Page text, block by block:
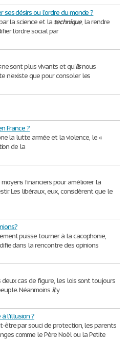
désirs ou l’ordre du monde ?
la science et la technique, la rendre
l'ordre social par
ne sont plus vivants et qu'ilsnous
n'existe que pour consoler les
France ?
la lutte armée et la violence, le «
de la
financiers ‎pour améliorer la
Les libéraux, eux, considèrent que le
puisse tourner à la cacophonie,
dans la rencontre des opinions
cas de figure, les lois sont toujours
Néanmoins ily
l'illusion ?
être par souci de protection, les parents
comme le Père Noël ou la Petite